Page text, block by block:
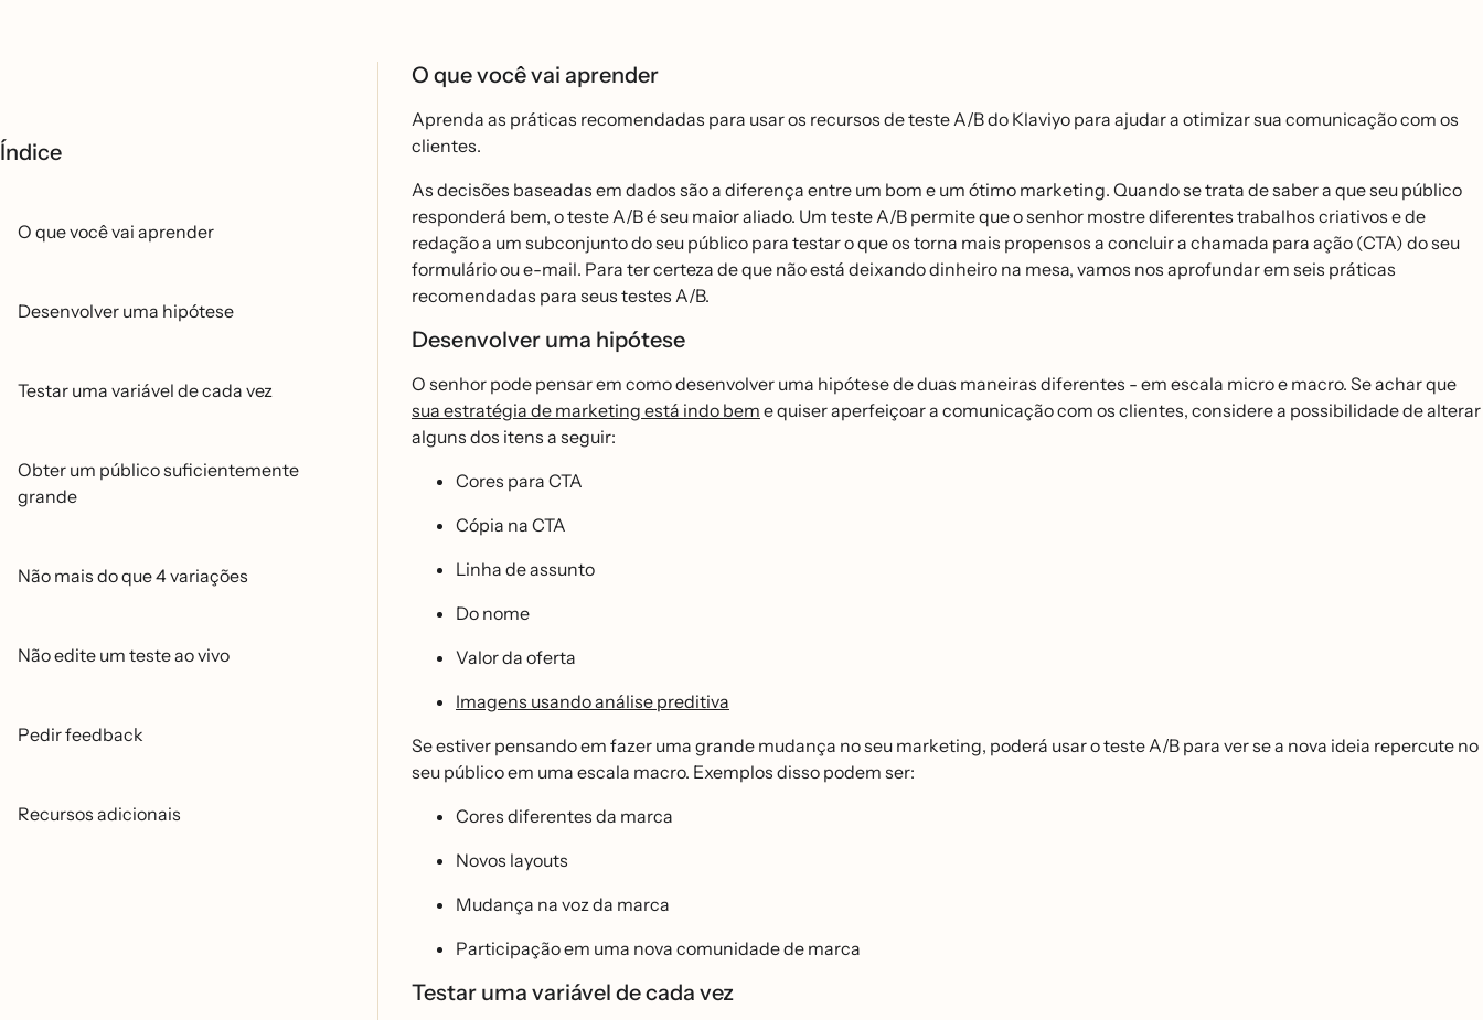
Índice
O que você vai aprender
Desenvolver uma hipótese
Testar uma variável de cada vez
Obter um público suficientemente
grande
Não mais do que 4 variações
Não edite um teste ao vivo
Pedir feedback
Recursos adicionais
O que você vai aprender
Aprenda as práticas recomendadas para usar os recursos de teste A/B do Klaviyo para ajudar a otimizar sua comunicação com os
clientes.
As decisões baseadas em dados são a diferença entre um bom e um ótimo marketing. Quando se trata de saber a que seu público
responderá bem, o teste A/B é seu maior aliado. Um teste A/B permite que o senhor mostre diferentes trabalhos criativos e de
redação a um subconjunto do seu público para testar o que os torna mais propensos a concluir a chamada para ação (CTA) do seu
formulário ou e-mail. Para ter certeza de que não está deixando dinheiro na mesa, vamos nos aprofundar em seis práticas
recomendadas para seus testes A/B.
Desenvolver uma hipótese
O senhor pode pensar em como desenvolver uma hipótese de duas maneiras diferentes - em escala micro e macro. Se achar que
sua estratégia de marketing está indo bem e quiser aperfeiçoar a comunicação com os clientes, considere a possibilidade de alterar
alguns dos itens a seguir:
Cores para CTA
Cópia na CTA
Linha de assunto
Do nome
Valor da oferta
Imagens usando análise preditiva
Se estiver pensando em fazer uma grande mudança no seu marketing, poderá usar o teste A/B para ver se a nova ideia repercute no
seu público em uma escala macro. Exemplos disso podem ser:
Cores diferentes da marca
Novos layouts
Mudança na voz da marca
Participação em uma nova comunidade de marca
Testar uma variável de cada vez